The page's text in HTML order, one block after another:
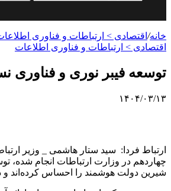
خانه/ اقتصادی > ارتباطات و فناوری
اقتصادی > ارتباطات و فناوری اطلاعات
توسعه فیبر نوری و فناوری
۱۴۰۴/۰۳/۱۳
ارتباط فردا: سید ستار هاشمی _ وزیر
چهاردهم در وزارت ارتباطات انجام شده،
شیرین دولت هوشمند را احساس کرده‌اند